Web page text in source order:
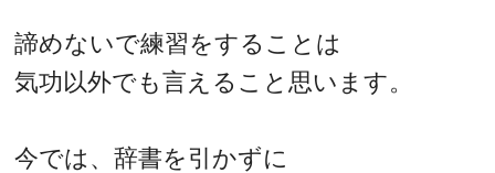
諦めないで練習をすることは
気功以外でも言えること思います。
今では、辞書を引かずに